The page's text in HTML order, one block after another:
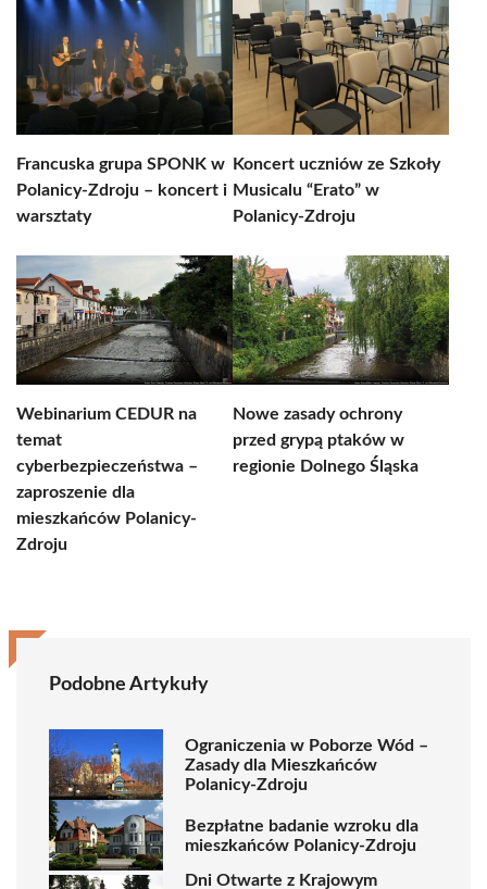
Francuska grupa SPONK w
Polanicy-Zdroju – koncert i
warsztaty
Koncert uczniów ze Szkoły
Musicalu “Erato” w
Polanicy-Zdroju
Webinarium CEDUR na
temat
cyberbezpieczeństwa –
zaproszenie dla
mieszkańców Polanicy-
Zdroju
Nowe zasady ochrony
przed grypą ptaków w
regionie Dolnego Śląska
Podobne Artykuły
Ograniczenia w Poborze Wód –
Zasady dla Mieszkańców
Polanicy-Zdroju
Bezpłatne badanie wzroku dla
mieszkańców Polanicy-Zdroju
Dni Otwarte z Krajowym